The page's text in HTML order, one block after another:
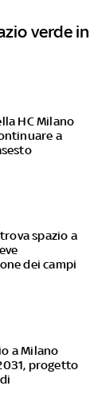
verde in
HC Milano
a
spazio a
dei campi
a Milano
progetto